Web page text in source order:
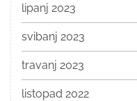
lipanj 2023
svibanj 2023
travanj 2023
listopad 2022